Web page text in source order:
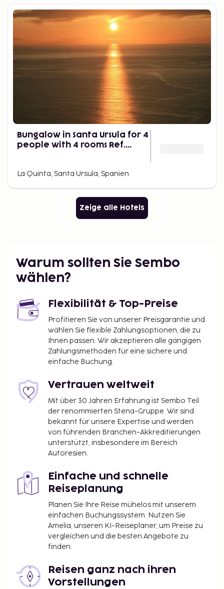
Bungalow in Santa Ursula for 4
people with 4 rooms Ref.
La Quinta, Santa Ursula, Spanien
Zeige alle Hotels
Warum sollten Sie Sembo
wählen?
Flexibilität & Top-Preise
Profitieren Sie von unserer Preisgarantie und
wählen Sie flexible Zahlungsoptionen, die zu
Ihnen passen. Wir akzeptieren alle gängigen
Zahlungsmethoden für eine sichere und
einfache Buchung.
Vertrauen weltweit
Mit über 30 Jahren Erfahrung ist Sembo Teil
der renommierten Stena-Gruppe. Wir sind
bekannt für unsere Expertise und werden
von führenden Branchen-Akkreditierungen
unterstützt, insbesondere im Bereich
Autoresien.
Einfache und schnelle
Reiseplanung
Planen Sie Ihre Reise mühelos mit unserem
einfachen Buchungssystem. Nutzen Sie
Amelia, unseren KI-Reiseplaner, um Preise zu
vergleichen und die besten Angebote zu
finden.
Reisen ganz nach ihren
Vorstellungen